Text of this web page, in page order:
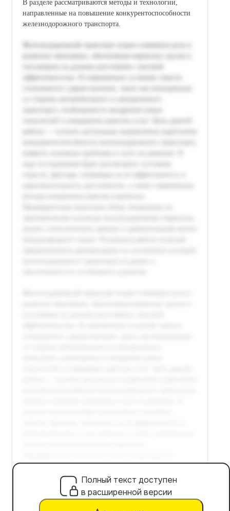
В разделе рассматриваются методы и технологии,
направленные на повышение конкурентоспособности
железнодорожного транспорта.
Полный текст доступен
в расширенной версии